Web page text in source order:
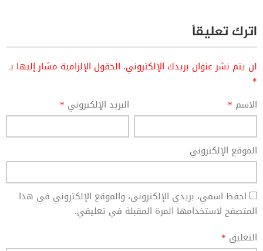
اترك تعليقاً
لن يتم نشر عنوان بريدك الإلكتروني. الحقول الإلزامية مشار إليها بـ
*
الاسم * البريد الإلكتروني *
الموقع الإلكتروني
احفظ اسمي، بريدي الإلكتروني، والموقع الإلكتروني في هذا
المتصفح لاستخدامها المرة المقبلة في تعليقي.
التعليق *